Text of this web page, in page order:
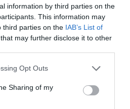
information by third parties on the
This information may
third parties on the IAB’s List of
that may further disclose it to other
Opt Outs
Sharing of my
RÉPONDRE
- 3 h 01 min
est en grêve, faut bien
gens embêtés, pour ne
chose, pour aller bosser ou